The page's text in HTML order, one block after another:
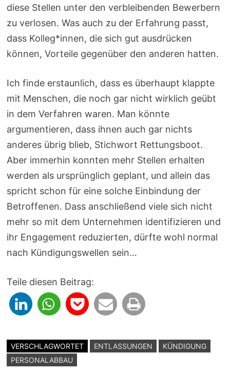
diese Stellen unter den verbleibenden Bewerbern
zu verlosen. Was auch zu der Erfahrung passt,
dass Kolleg*innen, die sich gut ausdrücken
können, Vorteile gegenüber den anderen hatten.
Ich finde erstaunlich, dass es überhaupt klappte
mit Menschen, die noch gar nicht wirklich geübt
in dem Verfahren waren. Man könnte
argumentieren, dass ihnen auch gar nichts
anderes übrig blieb, Stichwort Rettungsboot.
Aber immerhin konnten mehr Stellen erhalten
werden als ursprünglich geplant, und allein das
spricht schon für eine solche Einbindung der
Betroffenen. Dass anschließend viele sich nicht
mehr so mit dem Unternehmen identifizieren und
ihr Engagement reduzierten, dürfte wohl normal
nach Kündigungswellen sein…
Teile diesen Beitrag:
VERSCHLAGWORTET ENTLASSUNGEN
KÜNDIGUNG
PERSONALABBAU